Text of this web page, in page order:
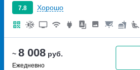
~ 8 008 руб.
Ежедневно
7.8 Хорошо